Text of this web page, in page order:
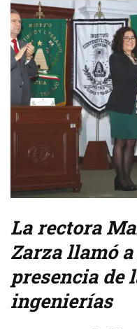
La rectora
Zarza llamó
presencia de
ingenierías